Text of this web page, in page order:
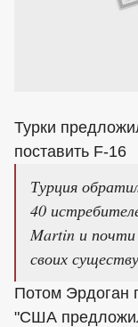
Турки
поставить F-16
Турция
40
Martin и почти
своих
Потом Эрдоган
"США